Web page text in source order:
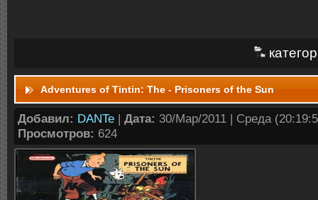
Adventures of Tintin: The - Prisoners of the Sun
Добавил: DANTe | Дата: 30/Мар/2011 | Среда
Просмотров: 624